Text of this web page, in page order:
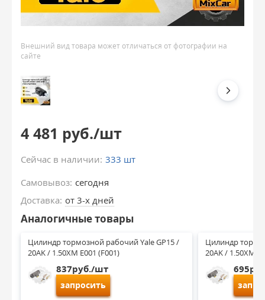
Внешний вид товара может отличаться от фотографии на
сайте
4 481 руб./шт
Сейчас в наличии: 333 шт
Самовывоз: сегодня
Доставка: от 3-х дней
Аналогичные товары
Цилиндр тормозной рабочий Yale GP15 /
20AK / 1.50XM E001 (F001)
837руб./шт
запросить
Цилиндр
20AK / 1.50XM